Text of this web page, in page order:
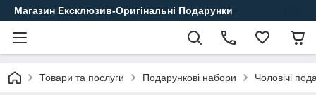
Магазин Ексклюзив-Оригінальні Подарунки
Товари та послуги Подарункові набори Чоловічі